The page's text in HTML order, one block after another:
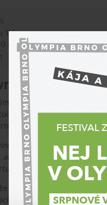
1U
cm
práce
YSpace
zvládnout vše od
a vyrobit většinu
byla připravena nejen
raketového nosiče,"
KOSTKA spojení se
VUT, odtud